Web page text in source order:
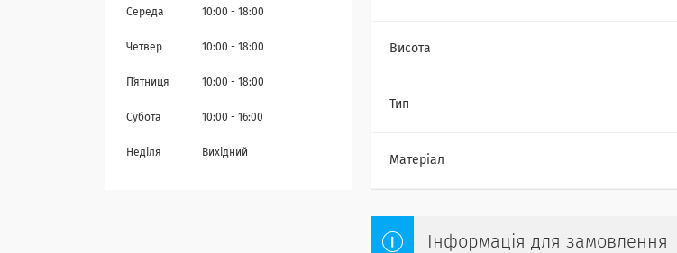
Висота
Тип
Матеріал
Інформація для замовлення
Середа 10:00 18:00
Четвер 10:00 18:00
Пʼятниця 10:00 18:00
Субота 10:00 16:00
Неділя Вихідний